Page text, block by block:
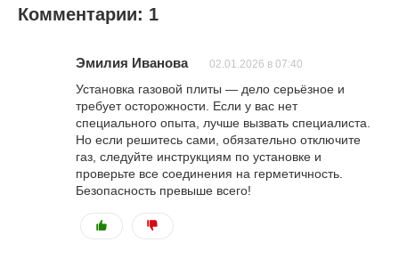
Комментарии: 1
Эмилия Иванова 02.01.2026 в 07:40
Установка газовой плиты — дело серьёзное и
требует осторожности. Если у вас нет
специального опыта, лучше вызвать специалиста.
Но если решитесь сами, обязательно отключите
газ, следуйте инструкциям по установке и
проверьте все соединения на герметичность.
Безопасность превыше всего!